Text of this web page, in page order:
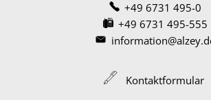
+49 6731 495-0
+49 6731 495-555
Kontaktformular